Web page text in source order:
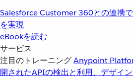
Salesforce Customer 360との連携
を実現
eBookを読む
サービス
注目のトレーニングAnypoint
開されたAPIの検出と利用、デザイ